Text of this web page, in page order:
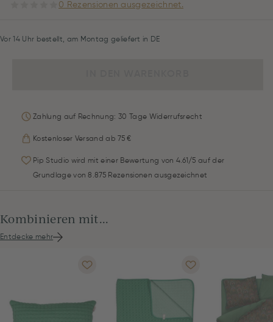
0 Rezensionen ausgezeichnet.
Vor 14 Uhr bestellt, am Montag geliefert in DE
Zahlung auf Rechnung: 30 Tage Widerrufsrecht
Kostenloser Versand ab 75 €
Pip Studio wird mit einer Bewertung von 4.61/5 auf der
Grundlage von 8.875 Rezensionen ausgezeichnet
Kombinieren mit...
Entdecke mehr